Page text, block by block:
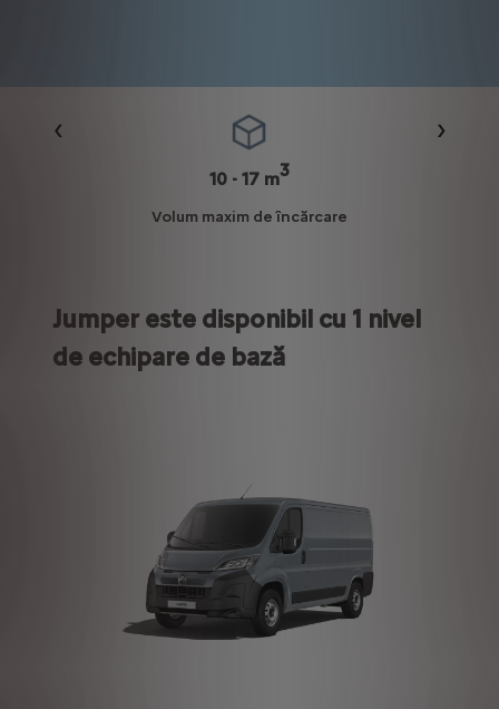
Précédent
10 - 17 m3
Volum maxim de încărcare
Jumper este disponibil cu 1 nivel
de echipare de bază